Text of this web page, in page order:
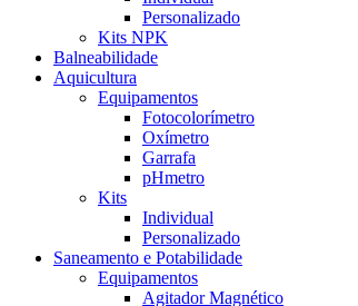
Personalizado
Kits NPK
Balneabilidade
Aquicultura
Equipamentos
Fotocolorímetro
Oxímetro
Garrafa
pHmetro
Kits
Individual
Personalizado
Saneamento e Potabilidade
Equipamentos
Agitador Magnético